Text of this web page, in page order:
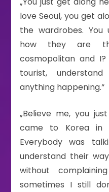
love Seoul, you get
the wardrobes. You
how they are
cosmopolitan and
tourist,
anything happening.“
„Believe me, you
came to Korea in
Everybody was
understand their
without
sometimes I still